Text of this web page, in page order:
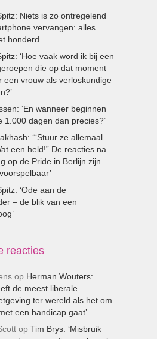
Niets is zo ontregelend
vervangen: alles
honderd
‘Hoe vaak word ik bij een
die op dat moment
een vrouw als verloskundige
‘En wanneer beginnen
1.000 dagen dan precies?’
‘“Stuur ze allemaal
een held!” De reacties na
op de Pride in Berlijn zijn
‘Ode aan de
– de blik van een
reacties
op Herman Wouters:
de meest liberale
ter wereld als het om
een handicap gaat’
op Tim Brys: ‘Misbruik